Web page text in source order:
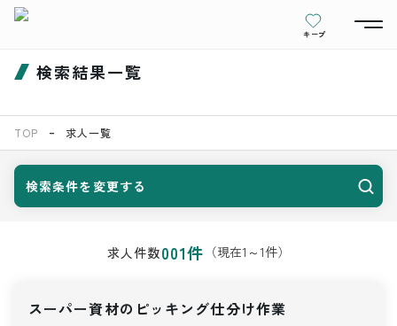
キープ
検索結果一覧
TOP 求人一覧
検索条件を変更する
求人件数001件 （現在1 ～1件）
スーパー資材のピッキング仕分け作業